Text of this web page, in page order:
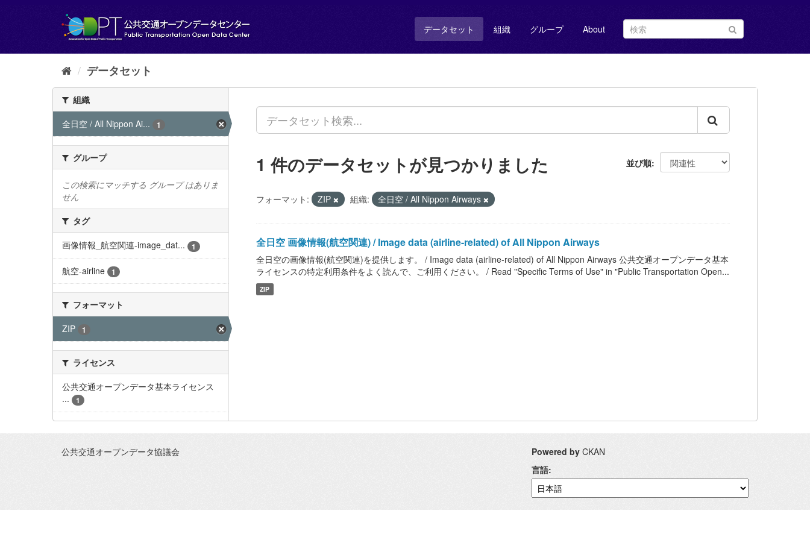
し
データセット 組織 グループ About
データセット
組織
全日空 / All Nippon Ai...
1
グループ
この検索にマッチする グループ はありま
せん
タグ
画像情報_航空関連-image_dat...
1
航空-airline 1
フォーマット
ZIP
1
ライセンス
公共交通オープンデータ基本ライセンス
...
1
並び順
1 件のデータセットが見つかりました
フォーマット: ZIP 組織: 全日空 / All Nippon Airways
全日空 画像情報(航空関連) / Image data (airline-related) of All Nippon Airways
全日空の画像情報(航空関連)を提供します。 / Image data (airline-related) of All Nippon Airways 公共交通オープンデータ基本
ライセンスの特定利用条件をよく読んで、ご利用ください。 / Read "Specific Terms of Use" in "Public Transportation Open...
ZIP
公共交通オープンデータ協議会 Powered by CKAN
言語